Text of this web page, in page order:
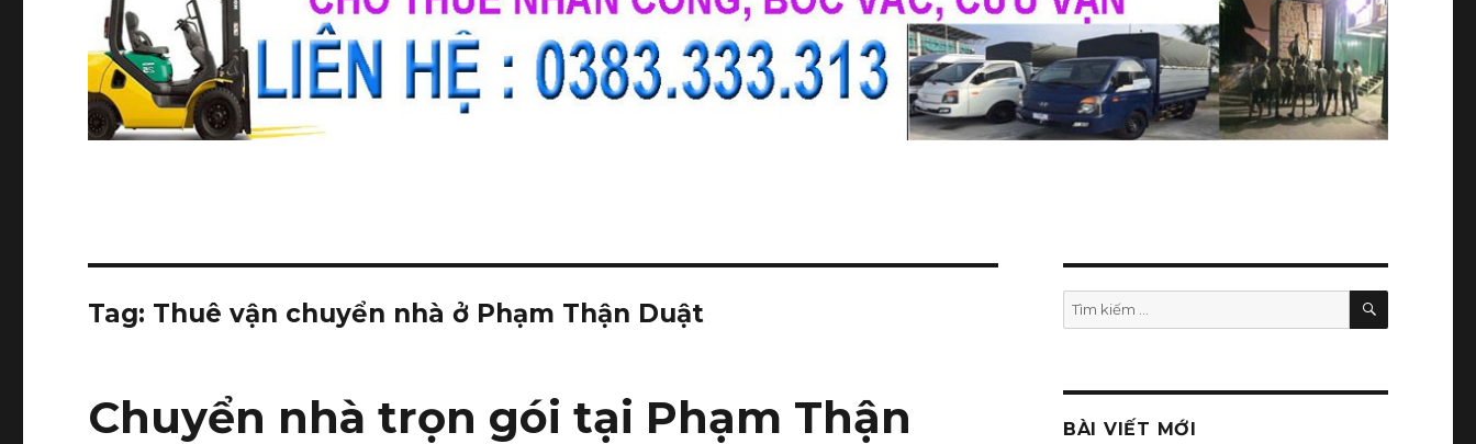
Tag: Thuê vận chuyển nhà ở Phạm Thận Duật
Chuyển nhà trọn gói tại Phạm Thận
Tìm
kiếm:
TÌM
BÀI VIẾT MỚI